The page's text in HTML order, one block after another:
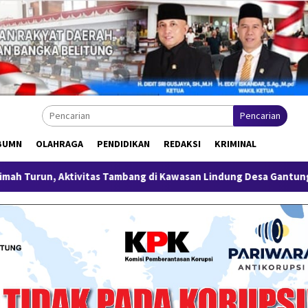
Pencarian
OLAHRAGA PENDIDIKAN REDAKSI KRIMINAL
di Kawasan Lindung Desa Gantung Disorot